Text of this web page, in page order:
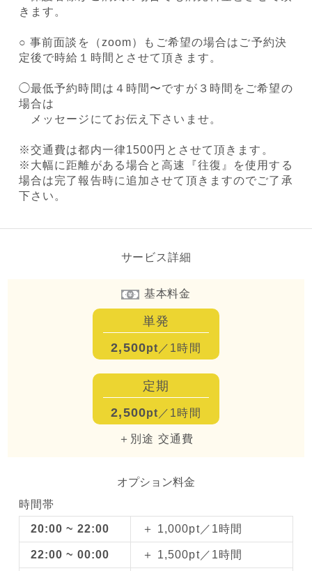
きます。
○ 事前面談を（zoom）もご希望の場合はご予約決
定後で時給１時間とさせて頂きます。
◯最低予約時間は４時間〜ですが３時間をご希望の
場合は
メッセージにてお伝え下さいませ。
※交通費は都内一律1500円とさせて頂きます。
※大幅に距離がある場合と高速『往復』を使用する
場合は完了報告時に追加させて頂きますのでご了承
下さい。
サービス詳細
基本料金
単発
2,500pt ／1時間
定期
2,500pt ／1時間
＋別途 交通費
オプション料金
時間帯
20:00 ~ 22:00 ＋ 1,000pt／1時間
22:00 ~ 00:00 ＋ 1,500pt／1時間